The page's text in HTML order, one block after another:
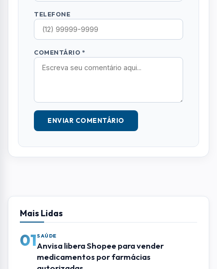
Mais Lidas
autorizadas
02 VARIEDADES
Bolão feito em Jacareí acerta Lotofácil
03OCORRÊNCIAS
Idoso perde controle do carro e invade
04Prédio do "Terreno das Vaquinhas" terá
nome inspirado em obra de Cassiano
Ricardo
05Lobo-guará é capturado pelos
Bombeiros dentro de universidade em
Lorena